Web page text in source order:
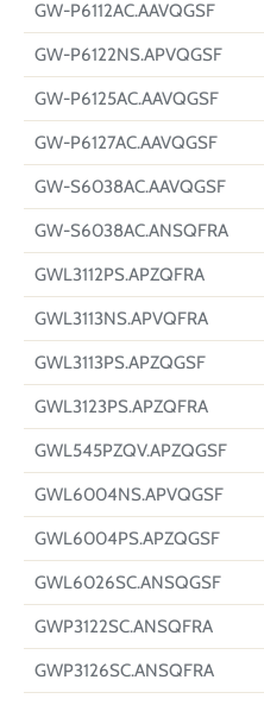
GW-P6112AC.AAVQGSF
GW-P6122NS.APVQGSF
GW-P6125AC.AAVQGSF
GW-P6127AC.AAVQGSF
GW-S6038AC.AAVQGSF
GW-S6038AC.ANSQFRA
GWL3112PS.APZQFRA
GWL3113NS.APVQFRA
GWL3113PS.APZQGSF
GWL3123PS.APZQFRA
GWL545PZQV.APZQGSF
GWL6004NS.APVQGSF
GWL6004PS.APZQGSF
GWL6026SC.ANSQGSF
GWP3122SC.ANSQFRA
GWP3126SC.ANSQFRA